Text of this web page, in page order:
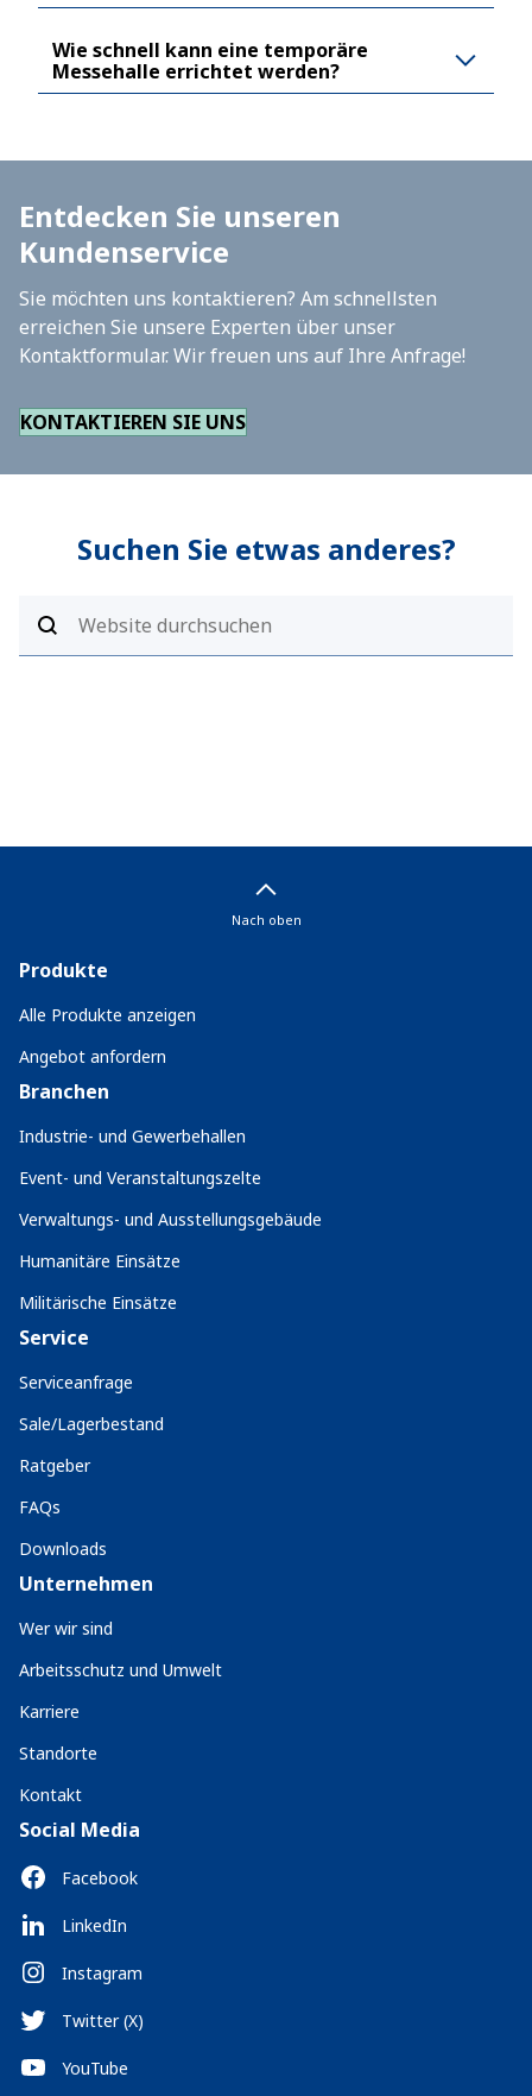
Wie schnell kann eine temporäre
Messehalle errichtet werden?
Entdecken Sie unseren
Kundenservice
Sie möchten uns kontaktieren? Am schnellsten
erreichen Sie unsere Experten über unser
Kontaktformular. Wir freuen uns auf Ihre Anfrage!
KONTAKTIEREN SIE UNS
Suchen Sie etwas anderes?
Nach oben
Produkte
Alle Produkte anzeigen
Angebot anfordern
Branchen
Industrie- und Gewerbehallen
Event- und Veranstaltungszelte
Verwaltungs- und Ausstellungsgebäude
Humanitäre Einsätze
Militärische Einsätze
Service
Serviceanfrage
Sale/Lagerbestand
Ratgeber
FAQs
Downloads
Unternehmen
Wer wir sind
Arbeitsschutz und Umwelt
Karriere
Standorte
Kontakt
Social Media
Facebook
LinkedIn
Instagram
Twitter (X)
YouTube